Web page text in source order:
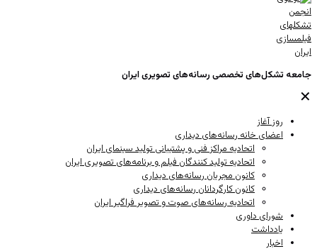
جامعه تشکل‌های تخصصی رسانه‌های تصویری ایران
✕
روز آغاز
اعضای خانه رسانه‌های دیداری
اتحادیه مراکز فنی و پشتیبانی تولید سینمای ایران
اتحادیه تولید کنندگان فیلم و برنامه‌های تصویری ایران
کانون مجریان رسانه‌های دیداری
کانون کارگردانان رسانه‌های دیداری
اتحادیه رسانه‌های صوت و تصویر فراگیر ایران
شورای داوری
یادداشت
اخبار